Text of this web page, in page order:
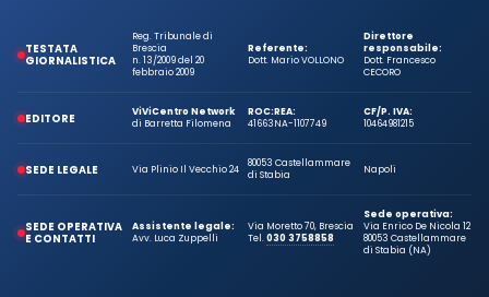
TESTATA
GIORNALISTICA
Reg. Tribunale di
Brescia
n. 13/2009 del 20
febbraio 2009
Referente:
Dott. Mario VOLLONO
Direttore
responsabile:
Dott. Francesco
CECORO
EDITORE
ViViCentro Network
di Barretta Filomena
ROC:
41663
REA:
NA-1107749
CF/P. IVA:
10464981215
SEDE LEGALE Via Plinio Il Vecchio 24
80053 Castellammare
di Stabia
Napoli
SEDE OPERATIVA
E CONTATTI
Assistente legale:
Avv. Luca Zuppelli
Via Moretto 70, Brescia
Tel.030 3758858
Sede operativa:
Via Enrico De Nicola 12
80053 Castellammare
di Stabia (NA)